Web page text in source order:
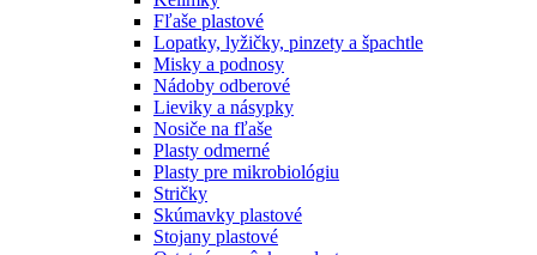
Fľaše plastové
Lopatky, lyžičky, pinzety a špachtle
Misky a podnosy
Nádoby odberové
Lieviky a násypky
Nosiče na fľaše
Plasty odmerné
Plasty pre mikrobiológiu
Stričky
Skúmavky plastové
Stojany plastové